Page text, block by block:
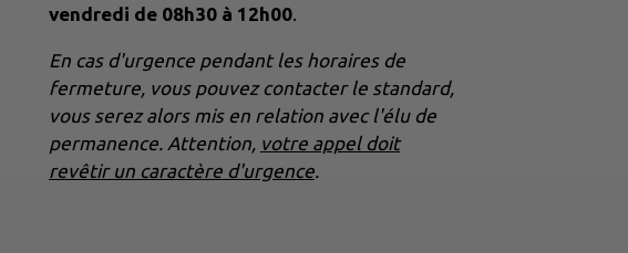
vendredi de 08h30 à 12h00.
En cas d'urgence pendant les horaires de
fermeture, vous pouvez contacter le standard,
vous serez alors mis en relation avec l'élu de
permanence. Attention, votre appel doit
revêtir un caractère d'urgence.